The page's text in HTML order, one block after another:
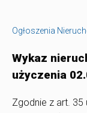
Ogłoszenia
Wykaz
użyczenia
Zgodnie z art. 35